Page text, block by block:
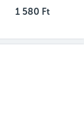
1 580 Ft